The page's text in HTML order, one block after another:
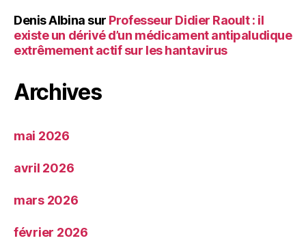
Denis Albina sur Professeur Didier Raoult : il
existe un dérivé d’un médicament antipaludique
extrêmement actif sur les hantavirus
Archives
mai 2026
avril 2026
mars 2026
février 2026